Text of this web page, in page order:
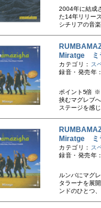
2004年に結成
た14年リリー
シチリアの音
Miratge ミ
カテゴリ： ス
録音・発売年
ポイント5倍 ※
挟むマグレブ
ステージを感
Miratge ミ
カテゴリ： ス
録音・発売年
ルンバにマグ
タラーナを展
ンドのひとつ